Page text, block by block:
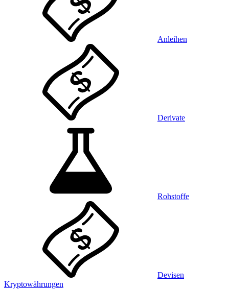
Anleihen
Derivate
Rohstoffe
Devisen
Kryptowährungen